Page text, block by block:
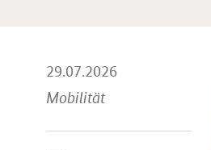
29.07.2026
Mobilität